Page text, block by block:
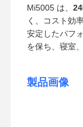
Mi5005 は、
く、コスト効
安定したパフ
を保ち、寝室
製品画像